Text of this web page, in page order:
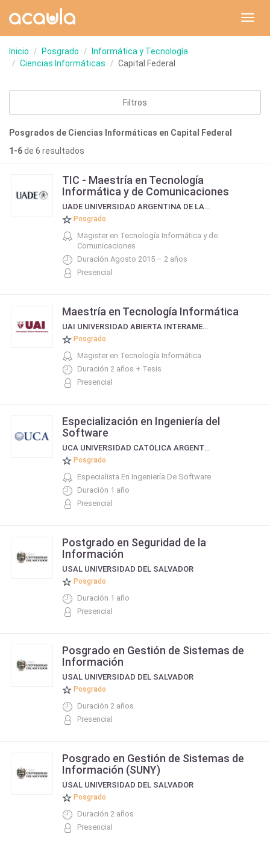
Inicio Posgrado
Informática y Tecnología
Ciencias Informáticas
Capital Federal
Filtros
Posgrados de Ciencias Informáticas en Capital Federal
1-6de 6 resultados
TIC - Maestría en Tecnología
Informática y de Comunicaciones
UADE UNIVERSIDAD ARGENTINA DE LA EMPRESA
Posgrado
Magister en Tecnología Informática y de
Comunicaciones
Duración Agosto 2015 – 2 años
Presencial
Maestría en Tecnología Informática
UAI UNIVERSIDAD ABIERTA INTERAMERICANA
Posgrado
Magister en Tecnología Informática
Duración 2 años + Tesis
Presencial
Especialización en Ingeniería del
Software
UCA UNIVERSIDAD CATÓLICA ARGENTINA
Posgrado
Especialista En Ingeniería De Software
Duración 1 año
Presencial
Postgrado en Seguridad de la
Información
USAL UNIVERSIDAD DEL SALVADOR
Posgrado
Duración 1 año
Presencial
Posgrado en Gestión de Sistemas de
Información
USAL UNIVERSIDAD DEL SALVADOR
Posgrado
Duración 2 años.
Presencial
Posgrado en Gestión de Sistemas de
Información (SUNY)
USAL UNIVERSIDAD DEL SALVADOR
Posgrado
Duración 2 años
Presencial